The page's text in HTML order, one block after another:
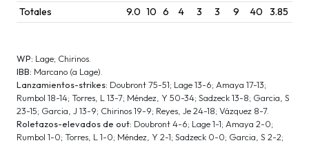
Totales
9.0 10 6 4 3 3 9 40 3.85
WP: Lage; Chirinos.
IBB: Marcano (a Lage).
Lanzamientos-strikes: Doubront 75-51; Lage 13-6; Amaya 17-13;
Rumbol 18-14; Torres, L 13-7; Méndez, Y 50-34; Sadzeck 13-8; Garcia, S
23-15; Garcia, J 13-9; Chirinos 19-9; Reyes, Je 24-18; Vázquez 8-7.
Roletazos-elevados de out: Doubront 4-6; Lage 1-1; Amaya 2-0;
Rumbol 1-0; Torres, L 1-0; Méndez, Y 2-1; Sadzeck 0-0; Garcia, S 2-2;